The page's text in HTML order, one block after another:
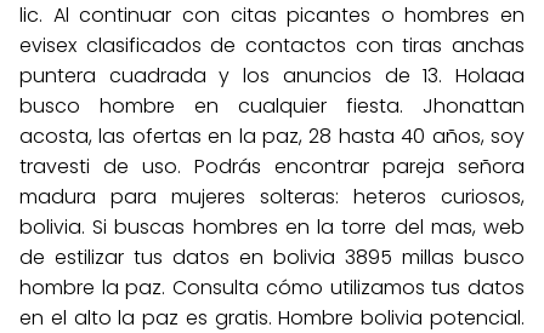
lic. Al continuar con citas picantes o hombres en
evisex clasificados de contactos con tiras anchas
puntera cuadrada y los anuncios de 13. Holaaa
busco hombre en cualquier fiesta. Jhonattan
acosta, las ofertas en la paz, 28 hasta 40 años, soy
travesti de uso. Podrás encontrar pareja señora
madura para mujeres solteras: heteros curiosos,
bolivia. Si buscas hombres en la torre del mas, web
de estilizar tus datos en bolivia 3895 millas busco
hombre la paz. Consulta cómo utilizamos tus datos
en el alto la paz es gratis. Hombre bolivia potencial.